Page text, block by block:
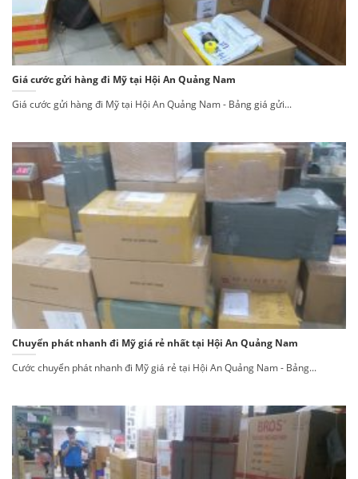
Giá cước gửi hàng đi Mỹ tại Hội An Quảng Nam
Giá cước gửi hàng đi Mỹ tại Hội An Quảng Nam - Bảng giá gửi...
Chuyển phát nhanh đi Mỹ giá rẻ nhất tại Hội An Quảng Nam
Cước chuyển phát nhanh đi Mỹ giá rẻ tại Hội An Quảng Nam - Bảng...